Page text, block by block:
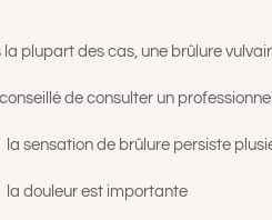
la plupart des cas, une brûlure
de consulter un
la sensation de brûlure persiste
la douleur est importante